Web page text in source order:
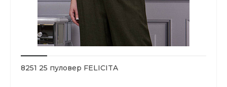
8251 25 пуловер FELICITA